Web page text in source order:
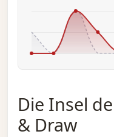
Die Insel
& Draw